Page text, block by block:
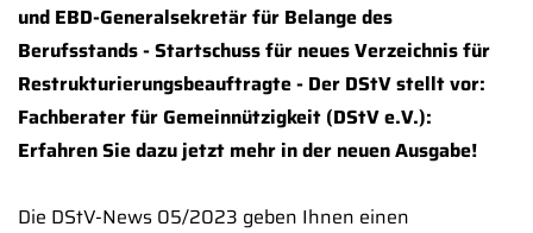
und EBD-Generalsekretär für Belange des
Berufsstands - Startschuss für neues Verzeichnis für
Restrukturierungsbeauftragte - Der DStV stellt vor:
Fachberater für Gemeinnützigkeit (DStV e.V.):
Erfahren Sie dazu jetzt mehr in der neuen Ausgabe!
Die DStV-News 05/2023 geben Ihnen einen